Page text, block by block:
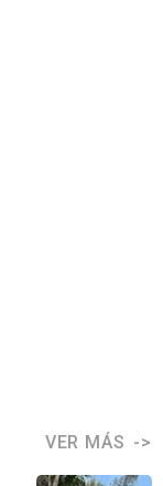
VER MÁS